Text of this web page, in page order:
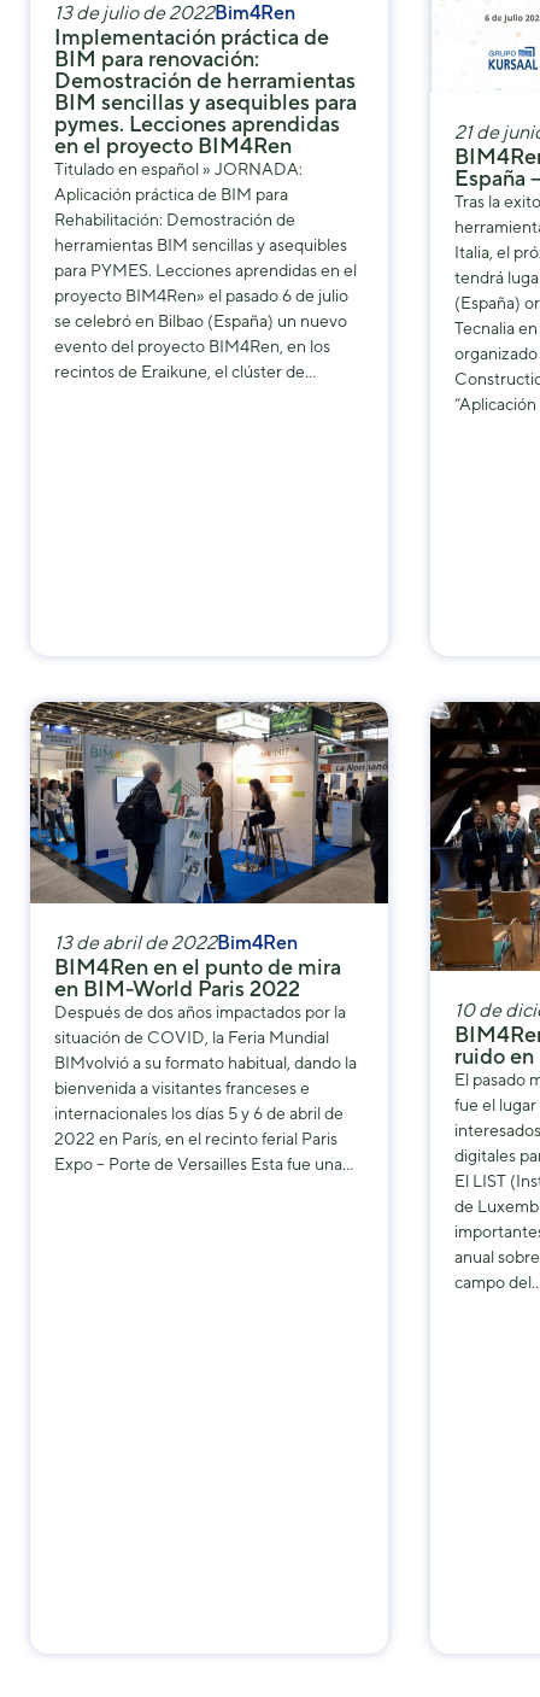
13 de julio de 2022Bim4Ren
Implementación práctica de
BIM para renovación:
Demostración de herramientas
BIM sencillas y asequibles para
pymes. Lecciones aprendidas
en el proyecto BIM4Ren
Titulado en español » JORNADA:
Aplicación práctica de BIM para
Rehabilitación: Demostración de
herramientas BIM sencillas y asequibles
para PYMES. Lecciones aprendidas en el
proyecto BIM4Ren» el pasado 6 de julio
se celebró en Bilbao (España) un nuevo
evento del proyecto BIM4Ren, en los
recintos de Eraikune, el clúster de…
21 de
España
Tras la
Italia, el
tendrá
(España)
Tecnalia
13 de abril de 2022Bim4Ren
BIM4Ren en el punto de mira
en BIM-World Paris 2022
Después de dos años impactados por la
situación de COVID, la Feria Mundial
BIMvolvió a su formato habitual, dando la
bienvenida a visitantes franceses e
internacionales los días 5 y 6 de abril de
2022 en París, en el recinto ferial Paris
Expo – Porte de Versailles Esta fue una…
10 de
ruido
El pasado
fue el
digitales
El LIST
de
anual
campo